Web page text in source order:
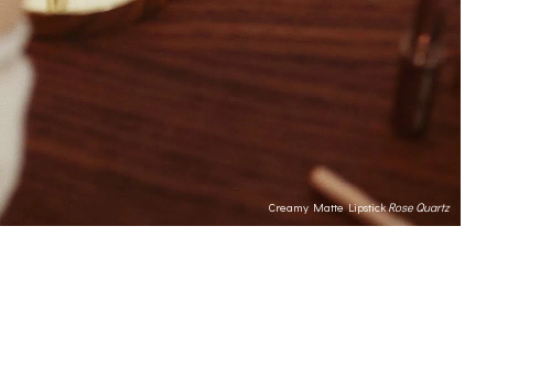
Creamy Matte LipstickRose Quartz